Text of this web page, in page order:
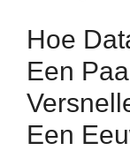
Hoe
Een
Een